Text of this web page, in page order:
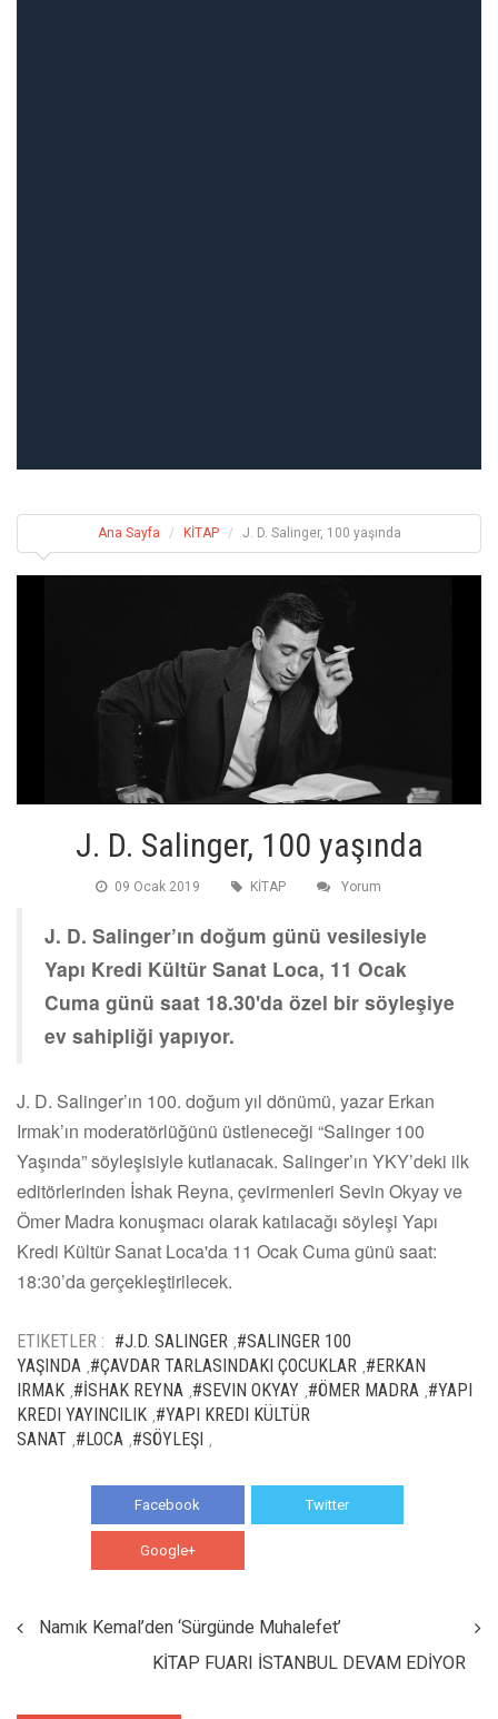
Ana Sayfa KİTAP J. D. Salinger, 100 yaşında
J. D. Salinger, 100 yaşında
09 Ocak 2019 KİTAP Yorum
J. D. Salinger’ın doğum günü vesilesiyle
Yapı Kredi Kültür Sanat Loca, 11 Ocak
Cuma günü saat 18.30'da özel bir söyleşiye
ev sahipliği yapıyor.
J. D. Salinger’ın 100. doğum yıl dönümü, yazar Erkan
Irmak’ın moderatörlüğünü üstleneceği “Salinger 100
Yaşında” söyleşisiyle kutlanacak. Salinger’ın YKY’deki ilk
editörlerinden İshak Reyna, çevirmenleri Sevin Okyay ve
Ömer Madra konuşmacı olarak katılacağı söyleşi Yapı
Kredi Kültür Sanat Loca'da 11 Ocak Cuma günü saat:
18:30’da gerçekleştirilecek.
ETIKETLER : #J.D. SALINGER #SALINGER 100
YAŞINDA #ÇAVDAR TARLASINDAKI ÇOCUKLAR #ERKAN
IRMAK #İSHAK REYNA #SEVIN OKYAY #ÖMER MADRA #YAPI
KREDI YAYINCILIK #YAPI KREDI KÜLTÜR
SANAT #LOCA #SÖYLEŞI
Facebook Twitter
Google+
Namık Kemal’den ‘Sürgünde Muhalefet’
KİTAP FUARI İSTANBUL DEVAM EDİYOR